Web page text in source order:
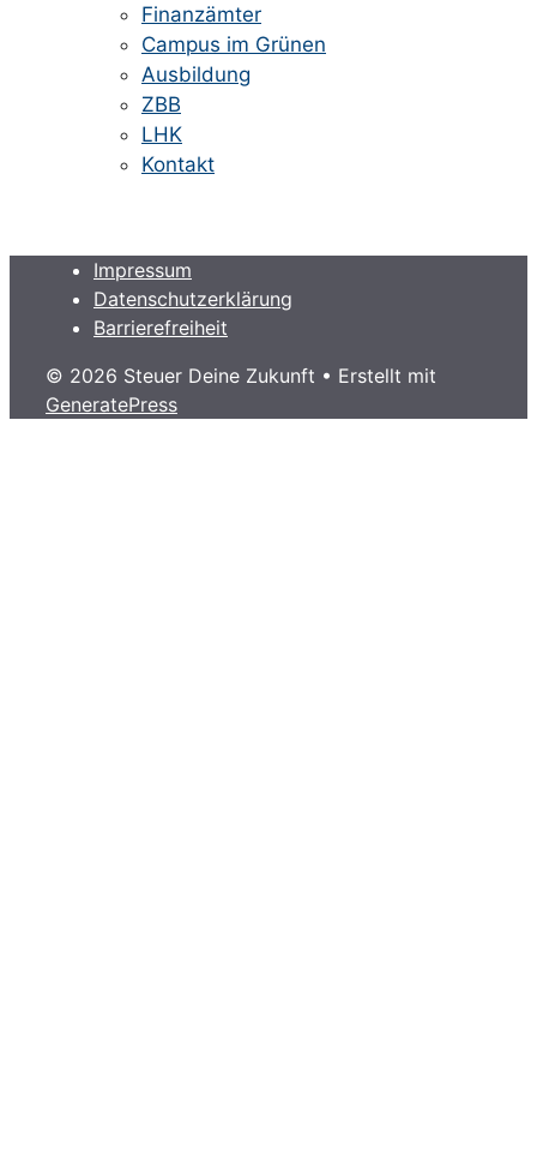
Finanzämter
Campus im Grünen
Ausbildung
ZBB
LHK
Kontakt
Impressum
Datenschutzerklärung
Barrierefreiheit
© 2026 Steuer Deine Zukunft • Erstellt mit
GeneratePress